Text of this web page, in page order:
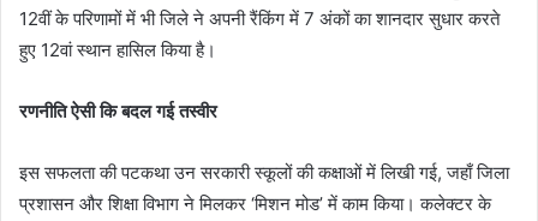
12वीं के परिणामों में भी जिले ने अपनी रैंकिंग में 7 अंकों का शानदार सुधार करते
हुए 12वां स्थान हासिल किया है।
रणनीति ऐसी कि बदल गई तस्वीर
​इस सफलता की पटकथा उन सरकारी स्कूलों की कक्षाओं में लिखी गई, जहाँ जिला
प्रशासन और शिक्षा विभाग ने मिलकर ‘मिशन मोड’ में काम किया। कलेक्टर के